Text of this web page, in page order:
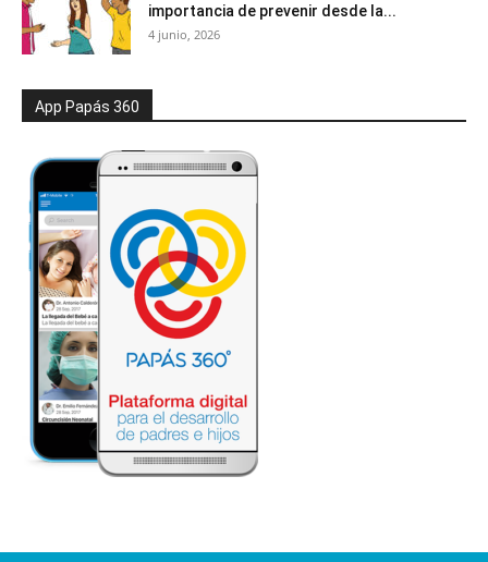
importancia de prevenir desde la...
4 junio, 2026
App Papás 360